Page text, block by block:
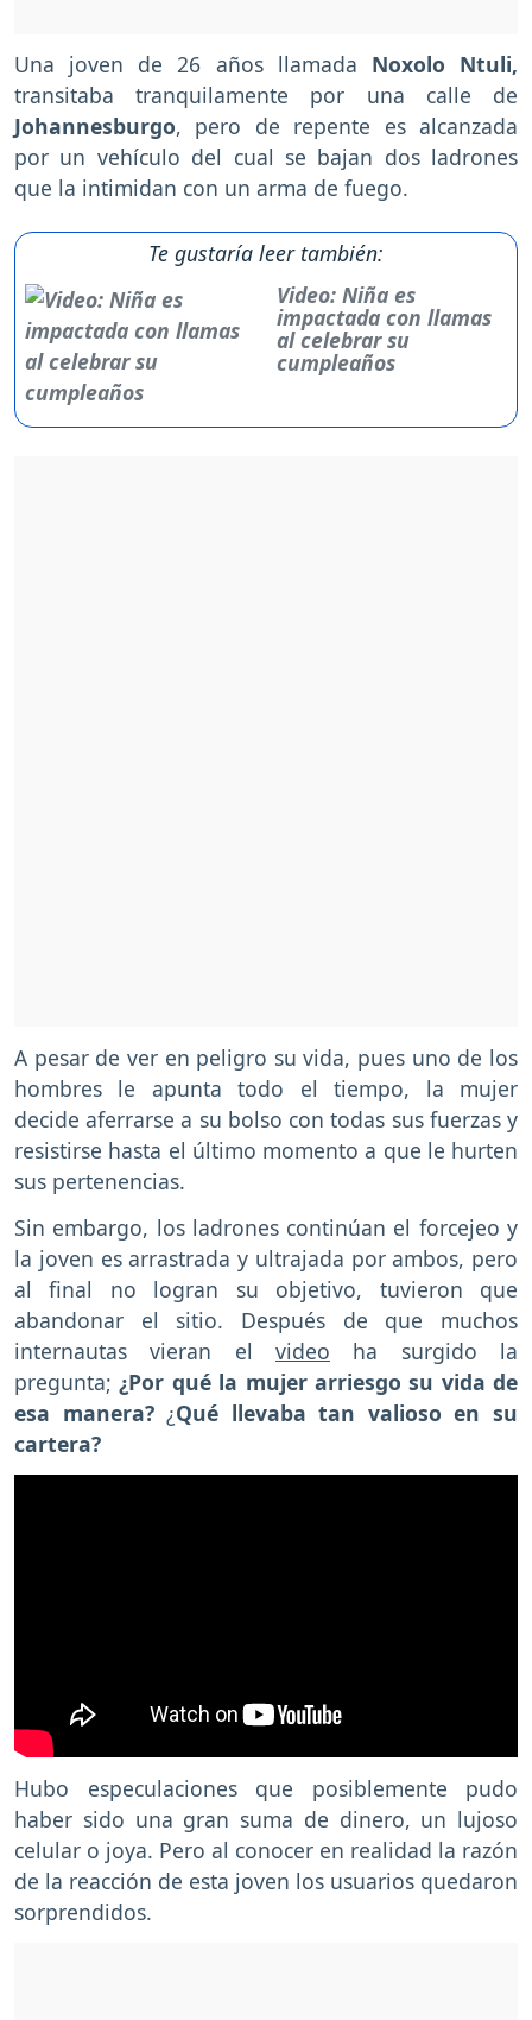
Una joven de 26 años llamada Noxolo Ntuli,
transitaba tranquilamente por una calle de
Johannesburgo, pero de repente es alcanzada
por un vehículo del cual se bajan dos ladrones
que la intimidan con un arma de fuego.
Te gustaría leer también:
Video: Niña es
impactada con llamas
al celebrar su
cumpleaños
A pesar de ver en peligro su vida, pues uno de los
hombres le apunta todo el tiempo, la mujer
decide aferrarse a su bolso con todas sus fuerzas y
resistirse hasta el último momento a que le hurten
sus pertenencias.
Sin embargo, los ladrones continúan el forcejeo y
la joven es arrastrada y ultrajada por ambos, pero
al final no logran su objetivo, tuvieron que
abandonar el sitio. Después de que muchos
internautas vieran el video ha surgido la
pregunta; ¿Por qué la mujer arriesgo su vida de
esa manera?¿Qué llevaba tan valioso en su
cartera?
Hubo especulaciones que posiblemente pudo
haber sido una gran suma de dinero, un lujoso
celular o joya. Pero al conocer en realidad la razón
de la reacción de esta joven los usuarios quedaron
sorprendidos.